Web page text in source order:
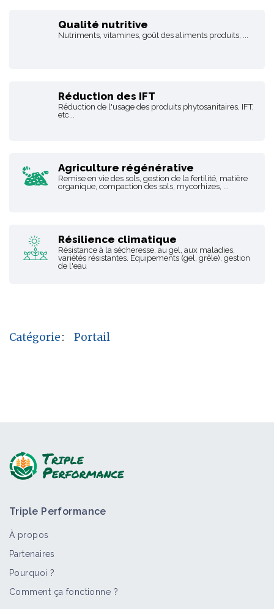
Qualité nutritive
Nutriments, vitamines, goût des aliments produits, ...
Réduction des IFT
Réduction de l'usage des produits phytosanitaires, IFT,
etc...
Agriculture régénérative
Remise en vie des sols, gestion de la fertilité, matière
organique, compaction des sols, mycorhizes, ...
Résilience climatique
Résistance à la sécheresse, au gel, aux maladies,
variétés résistantes. Equipements (gel, grêle), gestion
de l'eau
Catégorie: Portail
Triple Performance
À propos
Partenaires
Pourquoi ?
Comment ça fonctionne ?